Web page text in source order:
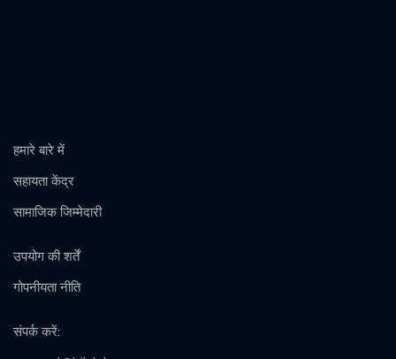
हमारे बारे में
सहायता केंद्र
सामाजिक जिम्मेदारी
उपयोग की शर्तें
गोपनीयता नीति
संपर्क करें: